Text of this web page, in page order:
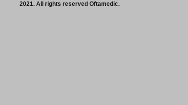
2021. All rights reserved Oftamedic.